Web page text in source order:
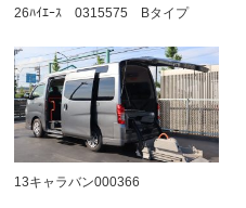
26ﾊｲｴｰｽ 0315575 Bタイプ
13キャラバン000366